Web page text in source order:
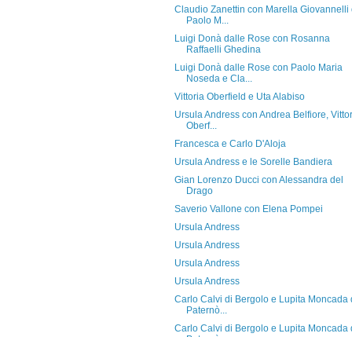
Claudio Zanettin con Marella Giovannelli
Paolo M...
Luigi Donà dalle Rose con Rosanna
Raffaelli Ghedina
Luigi Donà dalle Rose con Paolo Maria
Noseda e Cla...
Vittoria Oberfield e Uta Alabiso
Ursula Andress con Andrea Belfiore,
Oberf...
Francesca e Carlo D'Aloja
Ursula Andress e le Sorelle Bandiera
Gian Lorenzo Ducci con Alessandra del
Drago
Saverio Vallone con Elena Pompei
Ursula Andress
Ursula Andress
Ursula Andress
Ursula Andress
Carlo Calvi di Bergolo e Lupita Moncada
Paternò...
Carlo Calvi di Bergolo e Lupita Moncada